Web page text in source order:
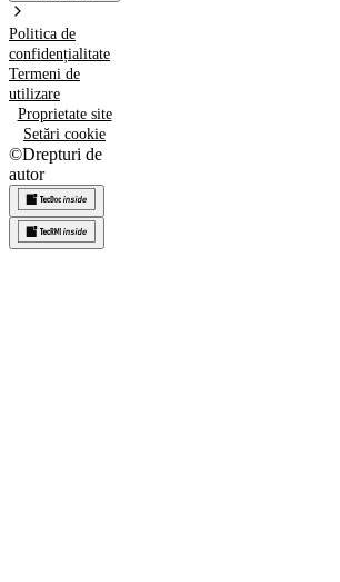
Politica de
confidențialitate
Termeni de
utilizare
Proprietate site
Setări cookie
©Drepturi de
autor